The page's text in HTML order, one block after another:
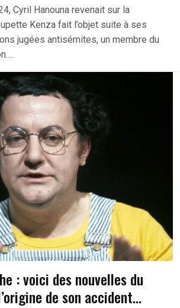
Cyril Hanouna revenait sur la
Kenza fait l’objet suite à ses
jugées antisémites, un membre du
: voici des nouvelles du
de son accident…